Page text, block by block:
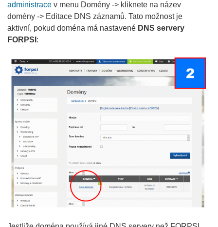
administrace v menu Domény -> kliknete na název
domény -> Editace DNS záznamů. Tato možnost je
aktivní, pokud doména má nastavené DNS servery
FORPSI :